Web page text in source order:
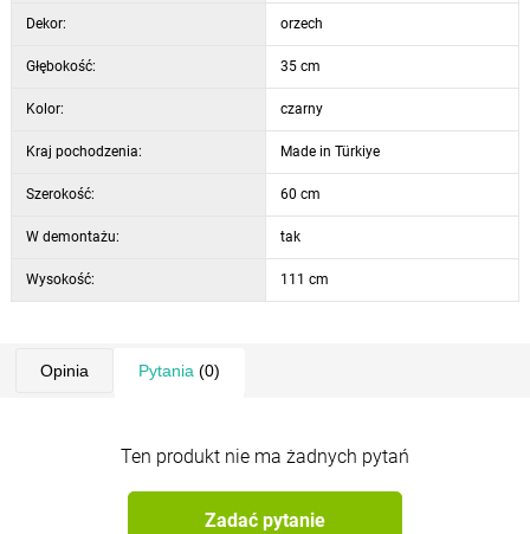
Dekor: orzech
Głębokość: 35 cm
Kolor: czarny
Kraj pochodzenia: Made in Türkiye
Szerokość: 60 cm
W demontażu: tak
Wysokość: 111 cm
Opinia Pytania (0)
Ten produkt nie ma żadnych pytań
Zadać pytanie